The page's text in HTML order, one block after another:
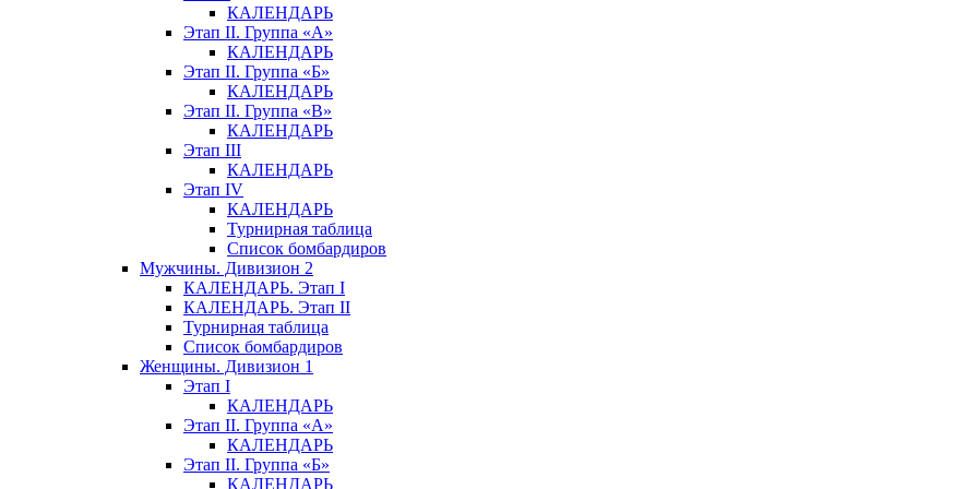
КАЛЕНДАРЬ
Этап II. Группа «А»
КАЛЕНДАРЬ
Этап II. Группа «Б»
КАЛЕНДАРЬ
Этап II. Группа «В»
КАЛЕНДАРЬ
Этап III
КАЛЕНДАРЬ
Этап IV
КАЛЕНДАРЬ
Турнирная таблица
Список бомбардиров
Мужчины. Дивизион 2
КАЛЕНДАРЬ. Этап I
КАЛЕНДАРЬ. Этап II
Турнирная таблица
Список бомбардиров
Женщины. Дивизион 1
Этап I
КАЛЕНДАРЬ
Этап II. Группа «А»
КАЛЕНДАРЬ
Этап II. Группа «Б»
КАЛЕНДАРЬ